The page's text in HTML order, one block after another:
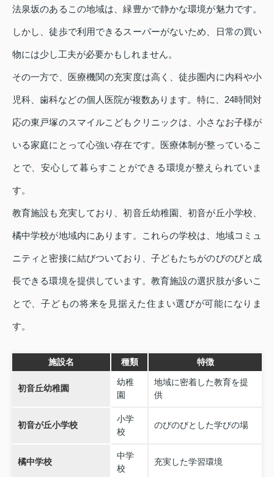
法泉坂のあるこの地域は、緑豊かで静かな環境が魅力です。
しかし、徒歩で利用できるスーパーがないため、日常の買い
物には少し工夫が必要かもしれません。
その一方で、医療機関の充実度は高く、徒歩圏内に内科や小
児科、歯科などの個人医院が複数あります。特に、24時間対
応の東戸塚のスマイルこどもクリニックは、小さなお子様が
いる家庭にとって心強い存在です。医療体制が整っているこ
とで、安心して暮らすことができる環境が整えられていま
す。
教育施設も充実しており、初音丘幼稚園、初音が丘小学校、
橘中学校が地域内にあります。これらの学校は、地域コミュ
ニティと密接に結びついており、子どもたちがのびのびと成
長できる環境を提供しています。教育施設の選択肢が多いこ
とで、子どもの将来を見据えた住まい選びが可能になりま
す。
施設名 種類 特徴
初音丘幼稚園
幼稚
園
地域に密着した教育を提
供
初音が丘小学校
小学
校
のびのびとした学びの場
橘中学校
中学
校
充実した学習環境